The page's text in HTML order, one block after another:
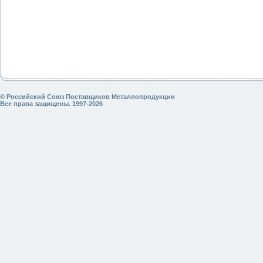
© Российский Союз Поставщиков Металлопродукции
Все права защищены. 1997-2026